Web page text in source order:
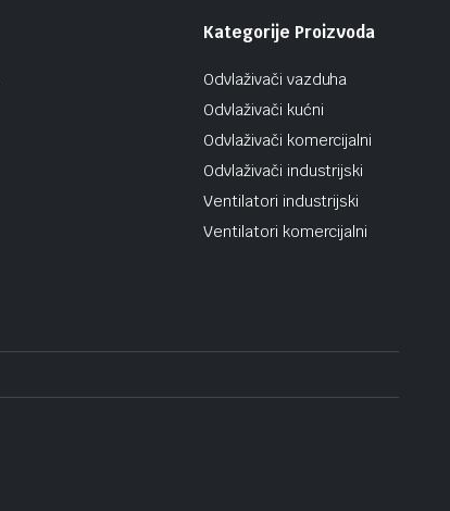
Kategorije Proizvoda
Odvlaživači vazduha
Odvlaživači kućni
Odvlaživači komercijalni
Odvlaživači industrijski
Ventilatori industrijski
Ventilatori komercijalni